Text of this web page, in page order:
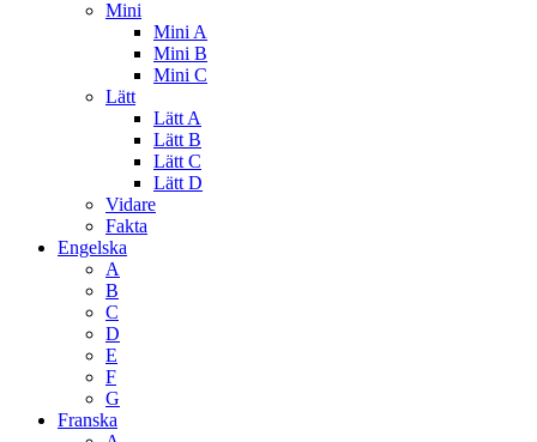
Mini
Mini A
Mini B
Mini C
Lätt
Lätt A
Lätt B
Lätt C
Lätt D
Vidare
Fakta
Engelska
A
B
C
D
E
F
G
Franska